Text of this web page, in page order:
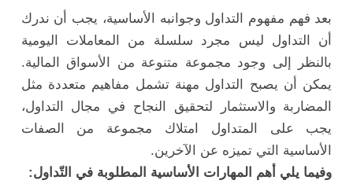
بعد فهم مفهوم التداول وجوانبه الأساسية، يجب أن ندرك
أن التداول ليس مجرد سلسلة من المعاملات اليومية
بالنظر إلى وجود مجموعة متنوعة من الأسواق المالية.
يمكن أن يصبح التداول مهنة تشمل مفاهيم متعددة مثل
المضاربة والاستثمار لتحقيق النجاح في مجال التداول،
يجب على المتداول امتلاك مجموعة من الصفات
الأساسية التي تميزه عن الآخرين.
وفيما يلي أهم المهارات الأساسية المطلوبة في التّداول: